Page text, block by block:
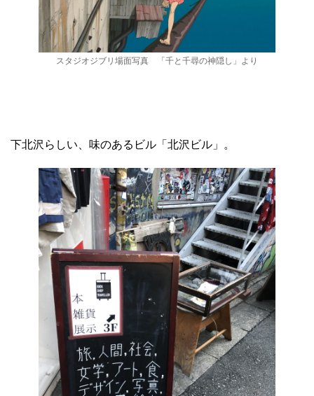
スタジオジブリ場面写真 「千と千尋の神隠し」より
下北沢らしい、味のあるビル「北沢ビル」。